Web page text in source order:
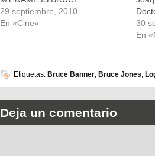
29 septiembre, 2010
En «Cine»
30
En
Etiquetas: Bruce Banner, Bruce Jones,
Deja un comentario